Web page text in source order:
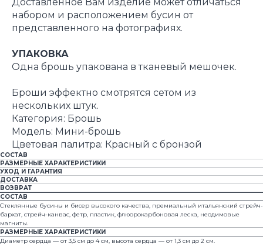
набором и расположением бусин от
представленного на фотографиях.
УПАКОВКА
Одна брошь упакована в тканевый мешочек.
Броши эффектно смотрятся сетом из
нескольких штук.
Категория: Брошь
Модель: Мини-брошь
Цветовая палитра: Красный с бронзой
СОСТАВ
РАЗМЕРНЫЕ ХАРАКТЕРИСТИКИ
УХОД И ГАРАНТИЯ
ДОСТАВКА
ВОЗВРАТ
СОСТАВ
Стеклянные бусины и бисер высокого качества, премиальный итальянский стрейч-
бархат, стрейч-канвас, фетр, пластик, флюорокарбоновая леска, неодимовые
магниты.
РАЗМЕРНЫЕ ХАРАКТЕРИСТИКИ
Диаметр сердца — от 3,5 см до 4 см, высота сердца — от 1,3 см до 2 см.